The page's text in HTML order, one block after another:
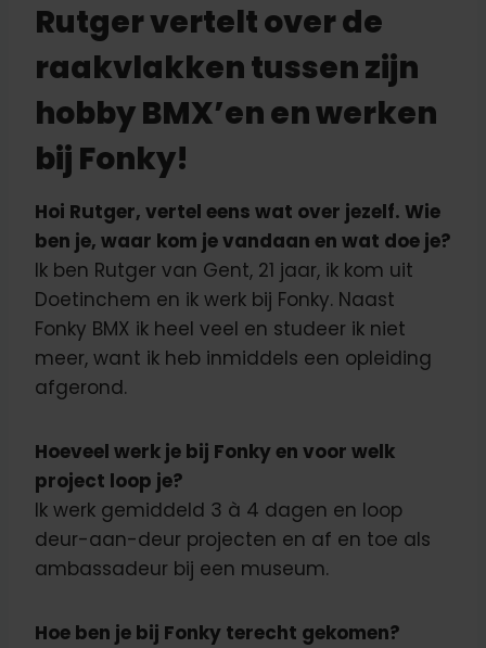
Rutger vertelt over de
raakvlakken tussen zijn
hobby BMX’en en werken
bij Fonky!
Hoi Rutger, vertel eens wat over jezelf. Wie
ben je, waar kom je vandaan en wat doe je?
Ik ben Rutger van Gent, 21 jaar, ik kom uit
Doetinchem en ik werk bij Fonky. Naast
Fonky BMX ik heel veel en studeer ik niet
meer, want ik heb inmiddels een opleiding
afgerond.
Hoeveel werk je bij Fonky en voor welk
project loop je?
Ik werk gemiddeld 3 à 4 dagen en loop
deur-aan-deur projecten en af en toe als
ambassadeur bij een museum.
Hoe ben je bij Fonky terecht gekomen?